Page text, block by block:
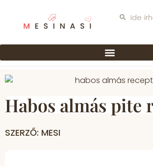
Habos almás pite
SZERZŐ: MESI